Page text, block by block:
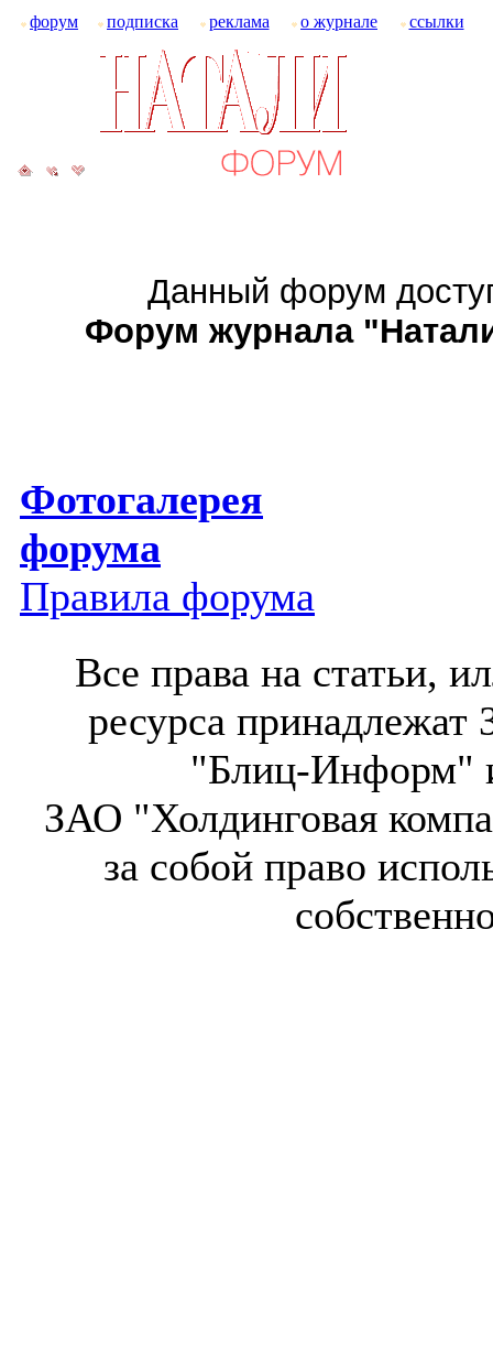
форум подписка реклама о журнале ссылки
Данный форум
Форум журнала
Фотогалерея
форума
Правила форума
Все права на статьи,
ресурса
"Блиц-Информ"
ЗАО "Холдинговая
за собой право